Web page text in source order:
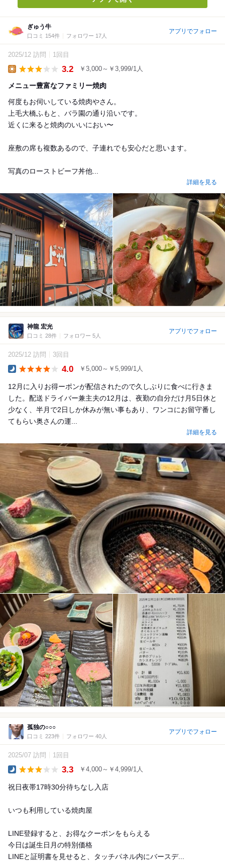
ぎゅう牛
口コミ 154件 フォロワー 17人
アプリでフォロー
2025/12 訪問 1回目
3.2 ￥3,000～￥3,999/1人
メニュー豊富なファミリー焼肉
何度もお伺いしている焼肉やさん。
上毛大橋ふもと、バラ園の通り沿いです。
近くに来ると焼肉のいいにおい〜
座敷の席も複数あるので、子連れでも安心だと思います。
写真のローストビーフ丼他...
詳細を見る
神龍 宏光
口コミ 28件 フォロワー 5人
アプリでフォロー
2025/12 訪問 3回目
4.0 ￥5,000～￥5,999/1人
12月に入りお得ーポンが配信されたので久しぶりに食べに行きま
した。配送ドライバー兼主夫の12月は、夜勤の自分だけ月5日休と
少なく、半月で2日しか休みが無い事もあり、ワンコにお留守番し
てもらい奥さんの運...
詳細を見る
孤独の○○○
口コミ 223件 フォロワー 40人
アプリでフォロー
2025/07 訪問 1回目
3.3 ￥4,000～￥4,999/1人
祝日夜帯17時30分待ちなし入店
いつも利用している焼肉屋
LINE登録すると、お得なクーポンをもらえる
今日は誕生日月の特別価格
LINEと証明書を見せると、タッチパネル内にバースデ...